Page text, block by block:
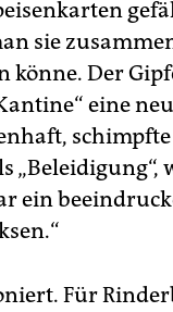
sie
könne. Der
eine
„Beleidigung“,
ein
Für